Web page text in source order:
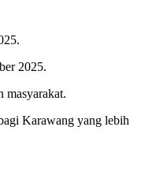
2025.
masyarakat.
Karawang yang lebih